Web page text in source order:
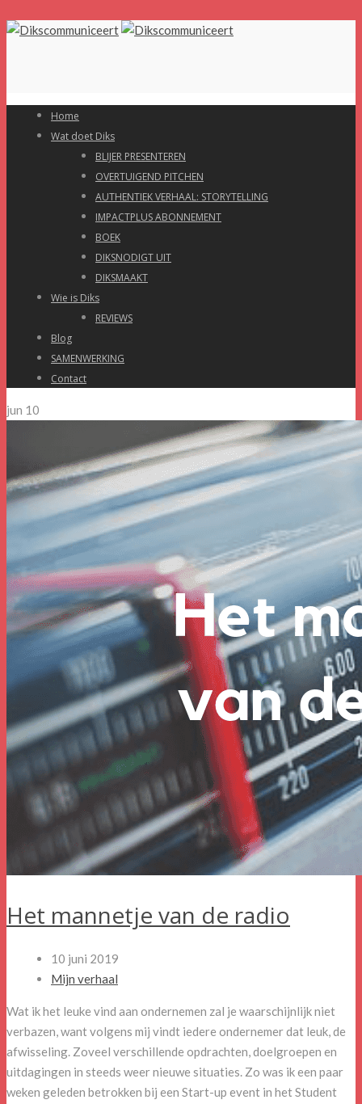
Home
Wat doet Diks
BLIJER PRESENTEREN
OVERTUIGEND PITCHEN
AUTHENTIEK VERHAAL: STORYTELLING
IMPACTPLUS ABONNEMENT
BOEK
DIKSNODIGT UIT
DIKSMAAKT
Wie is Diks
REVIEWS
Blog
SAMENWERKING
Contact
jun 10
Het mannetje van de radio
10 juni 2019
Mijn verhaal
Wat ik het leuke vind aan ondernemen zal je waarschijnlijk niet
verbazen, want volgens mij vindt iedere ondernemer dat leuk, de
afwisseling. Zoveel verschillende opdrachten, doelgroepen en
uitdagingen in steeds weer nieuwe situaties. Zo was ik een paar
weken geleden betrokken bij een Start-up event in het Student